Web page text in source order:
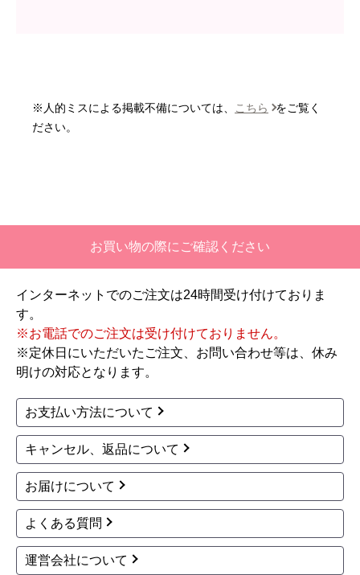
【注文からどのくらいで届きましたか？】
【その他感想・コメント】
１．５点は、少々工事が雑。
過去の業者で一番最低。良かった点は、ただ一
つ、愛想が良かったこと。
なにかも分からない。少々不安である。
工事後は、初期設定や取り扱いの説明もなく、慌
てて引き上げる感じ。
保障期間の説明もHPとは違った。８年保証にして
いるがメーカー保証が３年追加になり１１年と説
明があった。HPにはメーカー保証期間も８年に含
むとなっていたが、どちらが正しいか分からな
※人的ミスによる掲載不備については、 こちら
をご覧く
ださい。
お買い物の際にご確認ください
インターネットでのご注文は24時間受け付けておりま
す。
※お電話でのご注文は受け付けておりません。
※定休日にいただいたご注文、お問い合わせ等は、休み
明けの対応となります。
お支払い方法について
キャンセル、返品について
お届けについて
よくある質問
運営会社について